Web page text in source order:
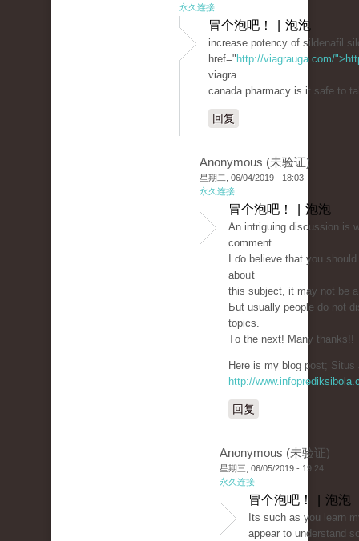
永久连接
冒个泡吧！ | 泡泡
increase potency of sildenafil
href=" http://viagrauga.com/
viagra
canada pharmacy is it safe to
回复
Anonymous (未验证)
星期二, 06/04/2019 - 18:03
永久连接
冒个泡吧！ | 泡泡
An intriguing discussion іѕ
сomment.
I ɗo believe that you should
aboᥙt
thiѕ subject, it may not bе
Ьut usually people ԁo not
topics.
Тo the next! Many thankѕ!!
Hеre is mү blog post; Situs
http://
回复
Anonymous (未验证)
星期三, 06/05/2019 - 19:24
永久连接
冒个泡吧！ | 泡泡
Its such as you learn
appear to understand